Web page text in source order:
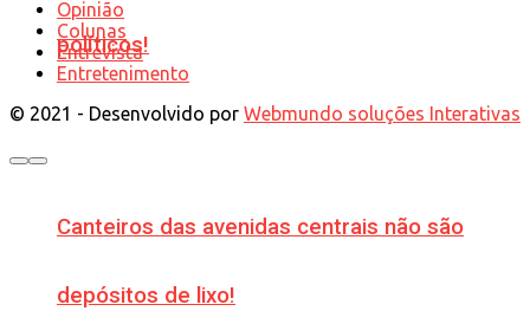
políticos!
Canteiros das avenidas centrais não são
depósitos de lixo!
Opinião
Colunas
Entrevista
Entretenimento
© 2021 - Desenvolvido por Webmundo soluções Interativas